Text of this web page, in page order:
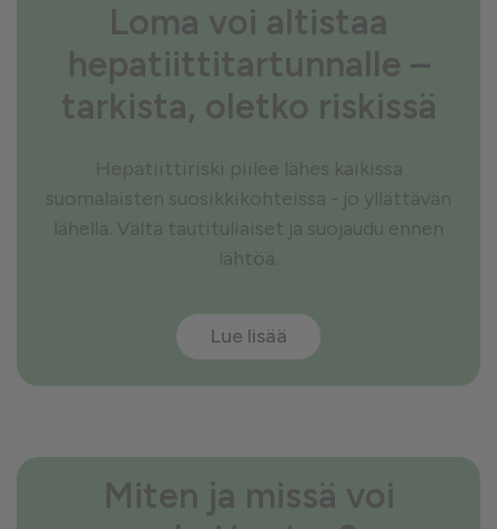
Loma voi altistaa
hepatiittitartunnalle –
tarkista, oletko riskissä
Hepatiittiriski piilee lähes kaikissa
suomalaisten suosikkikohteissa - jo yllättävän
lähellä. Vältä tautituliaiset ja suojaudu ennen
lähtöä.
Lue lisää
Miten ja missä voi